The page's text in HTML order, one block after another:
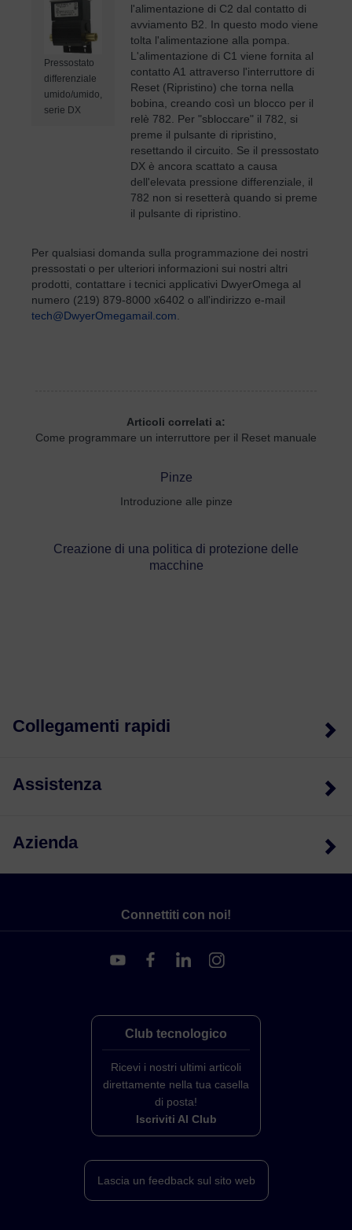
Pressostato
differenziale
umido/umido,
serie DX
l'alimentazione di C2 dal contatto di
avviamento B2. In questo modo viene
tolta l'alimentazione alla pompa.
L'alimentazione di C1 viene fornita al
contatto A1 attraverso l'interruttore di
Reset (Ripristino) che torna nella
bobina, creando così un blocco per il
relè 782. Per "sbloccare" il 782, si
preme il pulsante di ripristino,
resettando il circuito. Se il pressostato
DX è ancora scattato a causa
dell'elevata pressione differenziale, il
782 non si resetterà quando si preme
il pulsante di ripristino.
Per qualsiasi domanda sulla programmazione dei nostri
pressostati o per ulteriori informazioni sui nostri altri
prodotti, contattare i tecnici applicativi DwyerOmega al
numero (219) 879-8000 x6402 o all'indirizzo e-mail
tech@DwyerOmegamail.com
Articoli correlati a:
Come programmare un interruttore per il Reset manuale
Pinze
Introduzione alle pinze
Creazione di una politica di protezione delle
macchine
Collegamenti rapidi
Assistenza
Azienda
Connettiti con noi!
Club tecnologico
Ricevi i nostri ultimi articoli
direttamente nella tua casella
di posta!
Iscriviti Al Club
Lascia un feedback sul sito web